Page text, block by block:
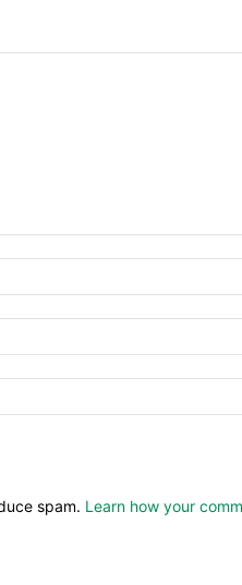
spam. Learn how your